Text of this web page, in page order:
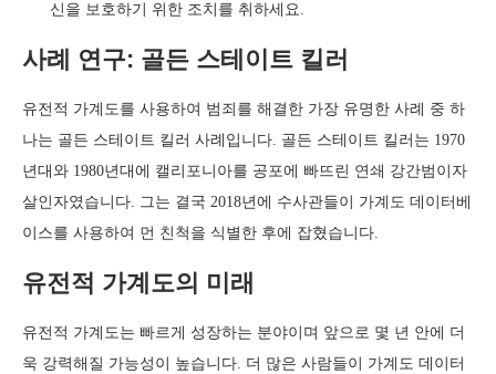
신을 보호하기 위한 조치를 취하세요.
사례 연구: 골든 스테이트 킬러
유전적 가계도를 사용하여 범죄를 해결한 가장 유명한 사례 중 하
나는 골든 스테이트 킬러 사례입니다. 골든 스테이트 킬러는 1970
년대와 1980년대에 캘리포니아를 공포에 빠뜨린 연쇄 강간범이자
살인자였습니다. 그는 결국 2018년에 수사관들이 가계도 데이터베
이스를 사용하여 먼 친척을 식별한 후에 잡혔습니다.
유전적 가계도의 미래
유전적 가계도는 빠르게 성장하는 분야이며 앞으로 몇 년 안에 더
욱 강력해질 가능성이 높습니다. 더 많은 사람들이 가계도 데이터